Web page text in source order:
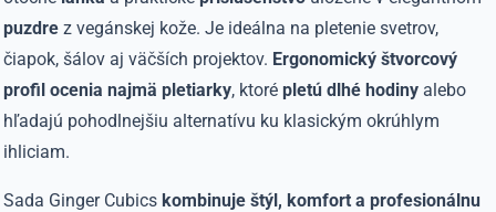
puzdre z vegánskej kože. Je ideálna na pletenie svetrov,
čiapok, šálov aj väčších projektov. Ergonomický štvorcový
profil ocenia najmä pletiarky, ktorépletú dlhé hodiny alebo
hľadajú pohodlnejšiu alternatívu ku klasickým okrúhlym
ihliciam.
Sada Ginger Cubicskombinuje štýl, komfort a profesionálnu